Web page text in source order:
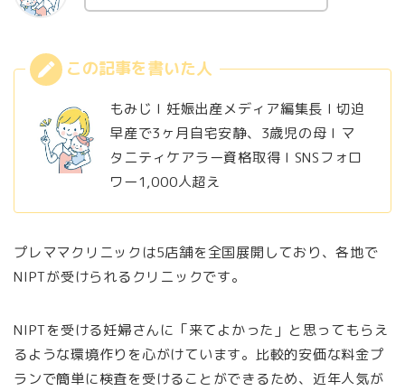
もみじ l 妊娠出産メディア編集長 l 切迫
早産で3ヶ月自宅安静、3歳児の母 l マ
タニティケアラー資格取得 l SNSフォロ
ワー1,000人超え
プレママクリニックは5店舗を全国展開しており、各地で
NIPTが受けられるクリニックです。
NIPTを受ける妊婦さんに「来てよかった」と思ってもらえ
るような環境作りを心がけています。比較的安価な料金プ
ランで簡単に検査を受けることができるため、近年人気が